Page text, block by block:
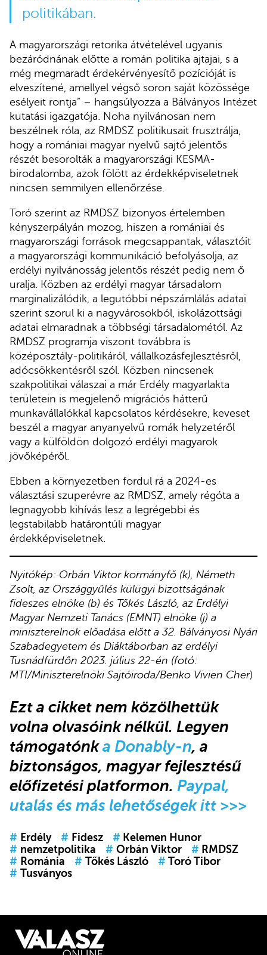
politikában.
A magyarországi retorika átvételével ugyanis
bezáródnának előtte a román politika ajtajai, s a
még megmaradt érdekérvényesítő pozícióját is
elveszítené, amellyel végső soron saját közössége
esélyeit rontja” – hangsúlyozza a Bálványos Intézet
kutatási igazgatója. Noha nyilvánosan nem
beszélnek róla, az RMDSZ politikusait frusztrálja,
hogy a romániai magyar nyelvű sajtó jelentős
részét besorolták a magyarországi KESMA-
birodalomba, azok fölött az érdekképviseletnek
nincsen semmilyen ellenőrzése.
Toró szerint az RMDSZ bizonyos értelemben
kényszerpályán mozog, hiszen a romániai és
magyarországi források megcsappantak, választóit
a magyarországi kommunikáció befolyásolja, az
erdélyi nyilvánosság jelentős részét pedig nem ő
uralja. Közben az erdélyi magyar társadalom
marginalizálódik, a legutóbbi népszámlálás adatai
szerint szorul ki a nagyvárosokból, iskolázottsági
adatai elmaradnak a többségi társadalométól. Az
RMDSZ programja viszont továbbra is
középosztály-politikáról, vállalkozásfejlesztésről,
adócsökkentésről szól. Közben nincsenek
szakpolitikai válaszai a már Erdély magyarlakta
területein is megjelenő migrációs hátterű
munkavállalókkal kapcsolatos kérdésekre, keveset
beszél a magyar anyanyelvű romák helyzetéről
vagy a külföldön dolgozó erdélyi magyarok
jövőképéről.
Ebben a környezetben fordul rá a 2024-es
választási szuperévre az RMDSZ, amely régóta a
legnagyobb kihívás lesz a legrégebbi és
legstabilabb határontúli magyar
érdekképviseletnek.
Nyitókép: Orbán Viktor kormányfő (k), Németh
Zsolt, az Országgyűlés külügyi bizottságának
fideszes elnöke (b) és Tőkés László, az Erdélyi
Magyar Nemzeti Tanács (EMNT) elnöke (j) a
miniszterelnök előadása előtt a 32. Bálványosi Nyári
Szabadegyetem és Diáktáborban az erdélyi
Tusnádfürdőn 2023. július 22-én (fotó:
MTI/Miniszterelnöki Sajtóiroda/Benko Vivien Cher)
Ezt a cikket nem közölhettük
volna olvasóink nélkül. Legyen
támogatónka Donably-n, a
biztonságos, magyar fejlesztésű
előfizetési platformon. Paypal,
utalás és más lehetőségek itt >>>
# Erdély # Fidesz # Kelemen Hunor
# nemzetpolitika # Orbán Viktor # RMDSZ
# Románia # Tőkés László # Toró Tibor
# Tusványos